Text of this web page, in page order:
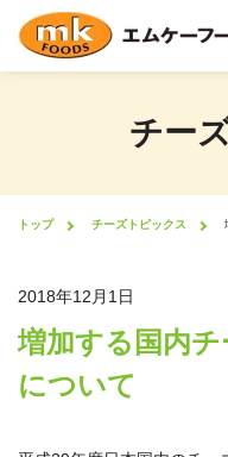
チーズについて
チーズ製造工程
業態から選択
チー
トップ チーズトピックス
2018年12月1日
増加する国内
について